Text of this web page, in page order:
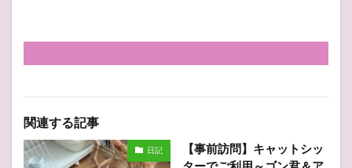
関連する記事
日記
【事前訪問】キャットシッ